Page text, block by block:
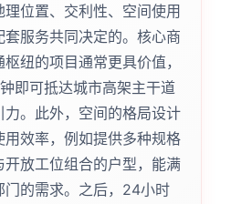
理位置、交利性、空间使用
套服务共同决定的。核心商
纽的项目通常更具价值，
即可抵达城市高架主干道
力。此外，空间的格局设计
用效率，例如提供多种规格
开放工位组合的户型，能满
门的需求。之后，24小时